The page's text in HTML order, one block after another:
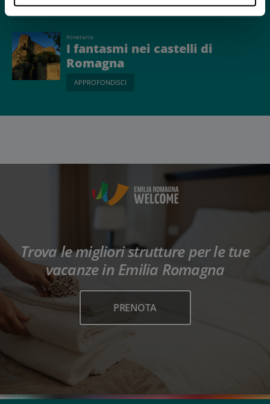
Itinerario
I fantasmi nei castelli di
Romagna
APPROFONDISCI
Trova le migliori strutture per le tue
vacanze in Emilia Romagna
PRENOTA